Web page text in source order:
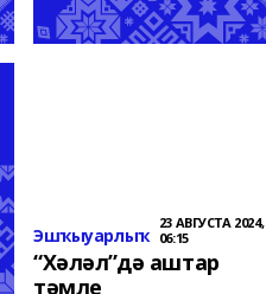
Эшҡыуарлыҡ
23 АВГУСТА 2024,
06:15
“Хәләл”дә аштар
тәмле